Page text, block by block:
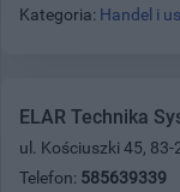
Kategoria: Handel i
ELAR Technika
ul. Kościuszki 45,
Telefon: 585639339